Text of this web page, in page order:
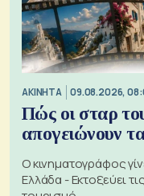
ΑΚΙΝΗΤΑ 09.08.2026,
Πώς οι σταρ
απογειώνουν
Ο κινηματογράφος
Ελλάδα - Εκτοξεύει